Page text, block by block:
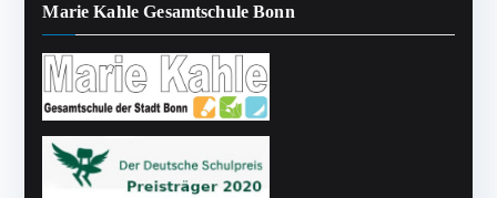
Marie Kahle Gesamtschule Bonn